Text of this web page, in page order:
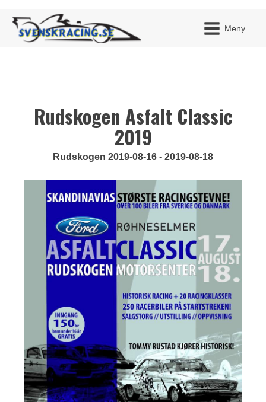
Meny
Rudskogen Asfalt Classic
2019
Rudskogen 2019-08-16 - 2019-08-18